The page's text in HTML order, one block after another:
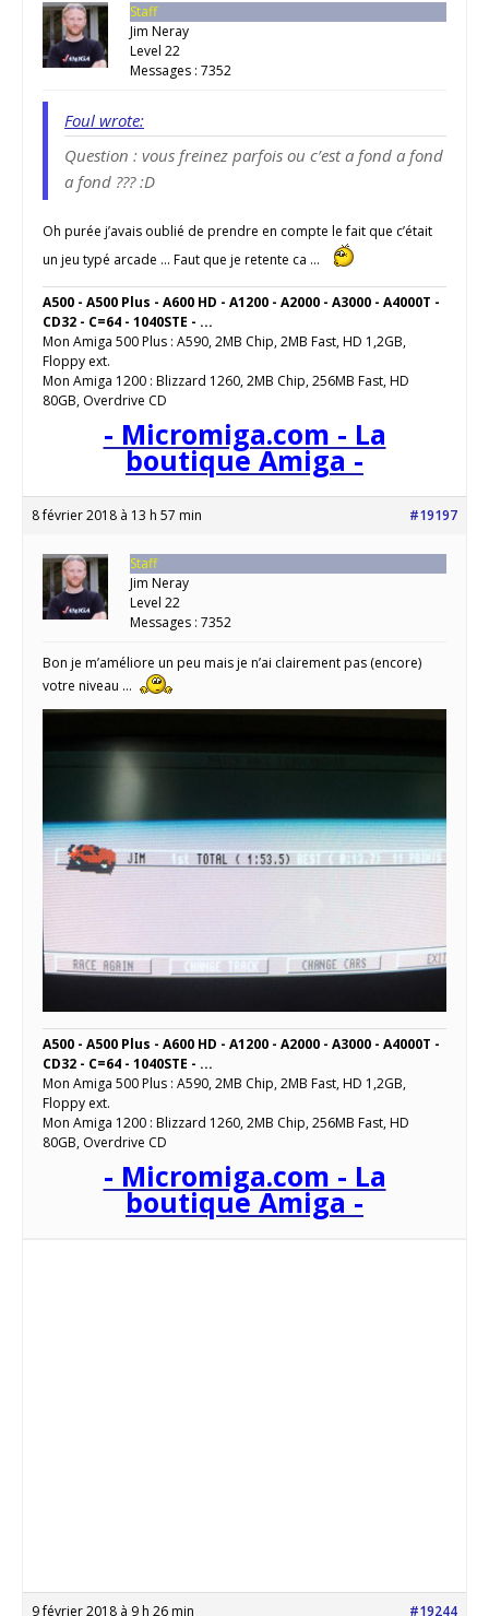
Staff
Jim Neray
Level 22
Messages : 7352
Foul wrote:
Question : vous freinez parfois ou c’est a fond a fond
a fond ??? :D
Oh purée j’avais oublié de prendre en compte le fait que c’était
un jeu typé arcade … Faut que je retente ca …
A500 - A500 Plus - A600 HD - A1200 - A2000 - A3000 - A4000T -
CD32 - C=64 - 1040STE - ...
Mon Amiga 500 Plus : A590, 2MB Chip, 2MB Fast, HD 1,2GB,
Floppy ext.
Mon Amiga 1200 : Blizzard 1260, 2MB Chip, 256MB Fast, HD
80GB, Overdrive CD
- Micromiga.com - La
boutique Amiga -
8 février 2018 à 13 h 57 min #19197
Staff
Jim Neray
Level 22
Messages : 7352
Bon je m’améliore un peu mais je n’ai clairement pas (encore)
votre niveau …
A500 - A500 Plus - A600 HD - A1200 - A2000 - A3000 - A4000T -
CD32 - C=64 - 1040STE - ...
Mon Amiga 500 Plus : A590, 2MB Chip, 2MB Fast, HD 1,2GB,
Floppy ext.
Mon Amiga 1200 : Blizzard 1260, 2MB Chip, 256MB Fast, HD
80GB, Overdrive CD
- Micromiga.com - La
boutique Amiga -
9 février 2018 à 9 h 26 min #19244